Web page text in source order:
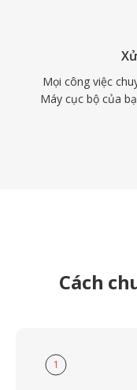
Mọi công việc
Máy cục bộ của
Cách
1